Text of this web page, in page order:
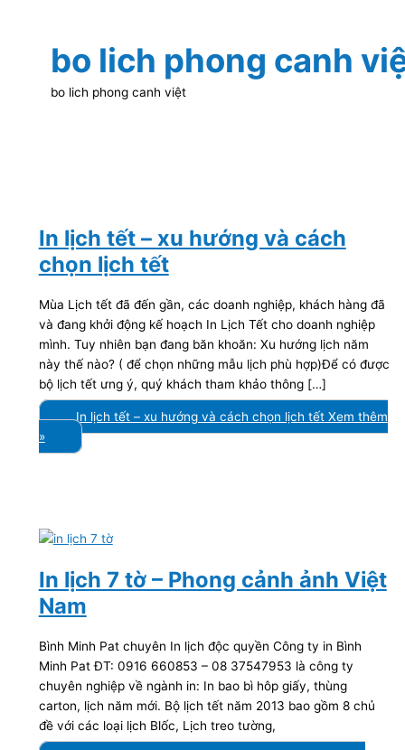
bo lich phong canh
bo lich phong canh việt
In lịch tết – xu hướng và cách
chọn lịch tết
Mùa Lịch tết đã đến gần, các doanh nghiệp, khách hàng đã
và đang khởi động kế hoạch In Lịch Tết cho doanh nghiệp
mình. Tuy nhiên bạn đang băn khoăn: Xu hướng lịch năm
này thế nào? ( để chọn những mẫu lịch phù hợp)Để có được
bộ lịch tết ưng ý, quý khách tham khảo thông […]
In lịch tết – xu hướng và cách chọn lịch tếtXem thêm
»
In lịch 7 tờ – Phong cảnh ảnh Việt
Nam
Bình Minh Pat chuyên In lịch độc quyền Công ty in Bình
Minh Pat ĐT: 0916 660853 – 08 37547953 là công ty
chuyên nghiệp về ngành in: In bao bì hôp giấy, thùng
carton, lịch năm mới. Bộ lịch tết năm 2013 bao gồm 8 chủ
đề với các loại lịch Blốc, Lịch treo tường,